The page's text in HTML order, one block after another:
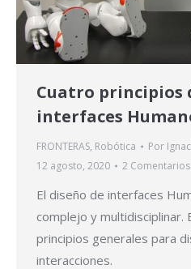
Cuatro principios
interfaces
FRONTERAS, Robótica Por
12 agosto, 2020
2 Comentarios
El diseño de interfaces
complejo y multidisciplinar.
principios generales para
interacciones.